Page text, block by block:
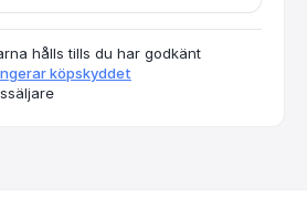
hålls tills du har godkänt
köpskyddet